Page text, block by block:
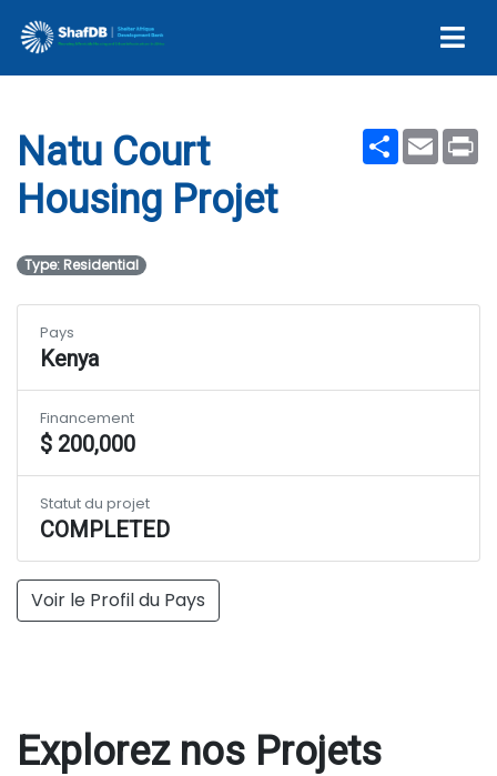
Natu Court Housing Projet
ShareEmail
Natu Court
Housing Projet
Type: Residential
Voir le Profil du Pays
Pays
Kenya
Financement
$ 200,000
Statut du projet
COMPLETED
Explorez nos Projets